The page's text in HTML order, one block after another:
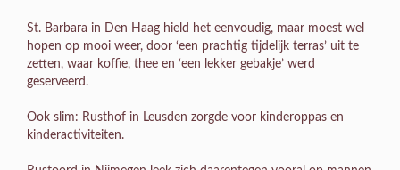
St. Barbara in Den Haag hield het eenvoudig, maar moest wel
hopen op mooi weer, door ‘een prachtig tijdelijk terras’ uit te
zetten, waar koffie, thee en ‘een lekker gebakje’ werd
geserveerd.
Ook slim: Rusthof in Leusden zorgde voor kinderoppas en
kinderactiviteiten.